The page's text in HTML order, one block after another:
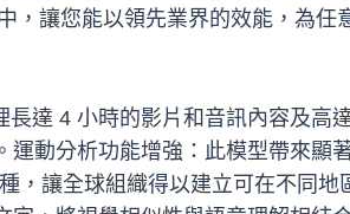
讓您能以領先業界的效能，為
達 4 小時的影片和音訊內容及高
動分析功能增強：此模型帶來顯
讓全球組織得以建立可在不同